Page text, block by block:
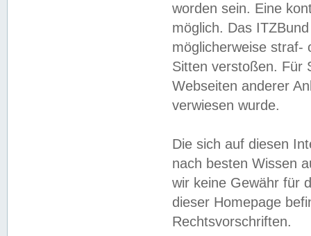
worden sein. Eine
möglich. Das
möglicherweise straf-
Sitten verstoßen. Für
Webseiten anderer
verwiesen wurde.
Die sich auf diesen
nach besten Wissen
wir keine Gewähr für
dieser Homepage
Rechtsvorschriften.